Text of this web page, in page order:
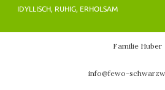
IDYLLISCH, RUHIG, ERHOLSAM
Familie Huber
info@fewo-